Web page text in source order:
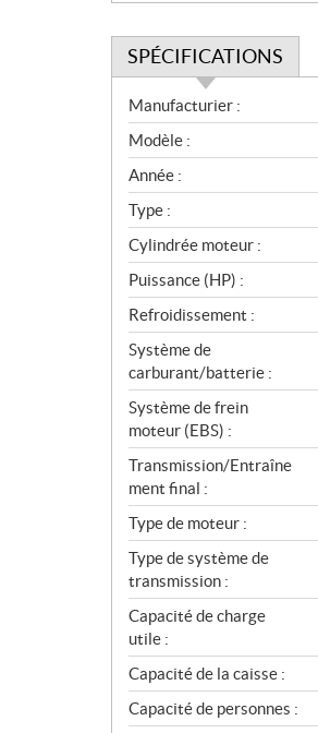
SPÉCIFICATIONS
S
p
é
c
i
f
i
c
a
t
i
o
n
s
Manufacturier :
Modèle :
Année :
Type :
Cylindrée moteur :
Puissance (HP) :
Refroidissement :
Système de
carburant/batterie :
Système de frein
moteur (EBS) :
Transmission/Entraîne
ment final :
Type de moteur :
Type de système de
transmission :
Capacité de charge
utile :
Capacité de la caisse :
Capacité de personnes :